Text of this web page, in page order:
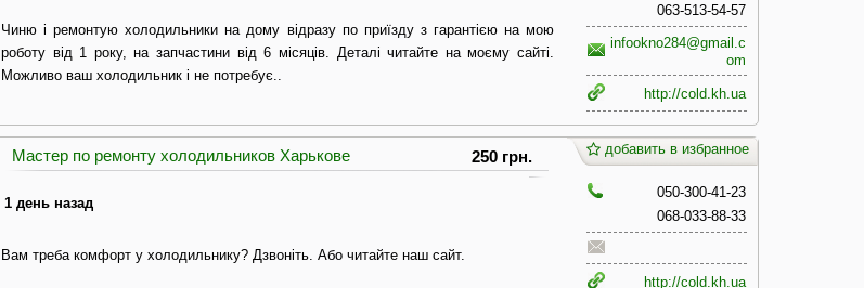
Чиню і ремонтую холодильники на дому відразу по приїзду з гарантією на мою
роботу від 1 року, на запчастини від 6 місяців. Деталі читайте на моєму сайті.
Можливо ваш холодильник і не потребує..
063-513-54-57
infookno284@gmail.c
om
http://cold.kh.ua
Мастер по ремонту холодильников Харькове 250 грн.
1 день назад
Вам треба комфорт у холодильнику? Дзвоніть. Або читайте наш сайт.
добавить в избранное
050-300-41-23
068-033-88-33
http://cold.kh.ua